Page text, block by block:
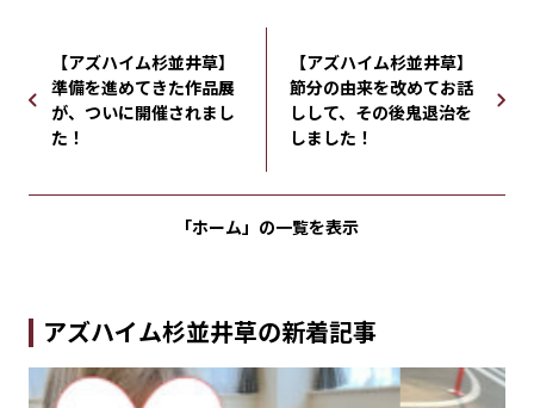
【アズハイム杉並井草】
準備を進めてきた作品展
が、ついに開催されまし
た！
【アズハイム杉並井草】
節分の由来を改めてお話
しして、その後鬼退治を
しました！
「ホーム」の一覧を表示
アズハイム杉並井草の新着記事